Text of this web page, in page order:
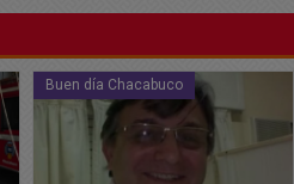
Buen día Chacabuco